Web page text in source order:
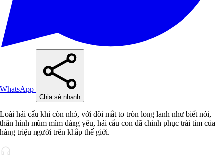
WhatsApp
Chia sẻ nhanh
Loài hải cẩu khi còn nhỏ, với đôi mắt to tròn long lanh như biết nói,
thân hình mũm mĩm đáng yêu, hải cẩu con đã chinh phục trái tim của
hàng triệu người trên khắp thế giới.